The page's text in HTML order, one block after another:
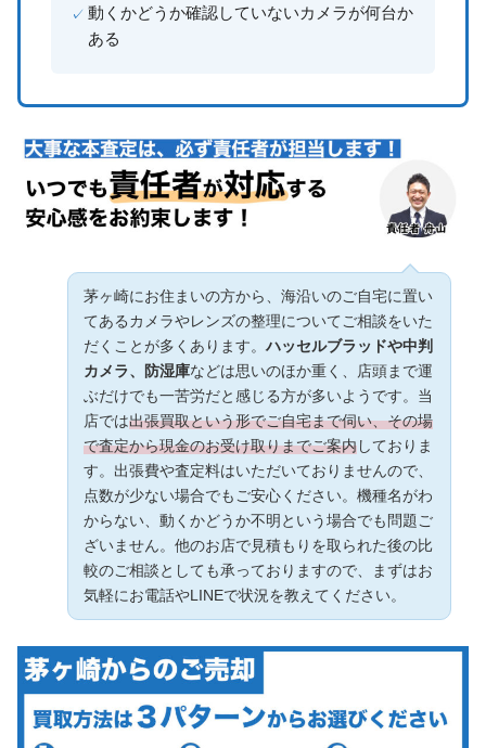
動くかどうか確認していないカメラが何台か
ある
茅ヶ崎にお住まいの方から、海沿いのご自宅に置い
てあるカメラやレンズの整理についてご相談をいた
だくことが多くあります。ハッセルブラッドや中判
カメラ、防湿庫などは思いのほか重く、店頭まで運
ぶだけでも一苦労だと感じる方が多いようです。当
店では出張買取という形でご自宅まで伺い、その場
で査定から現金のお受け取りまでご案内しておりま
す。出張費や査定料はいただいておりませんので、
点数が少ない場合でもご安心ください。機種名がわ
からない、動くかどうか不明という場合でも問題ご
ざいません。他のお店で見積もりを取られた後の比
較のご相談としても承っておりますので、まずはお
気軽にお電話やLINEで状況を教えてください。